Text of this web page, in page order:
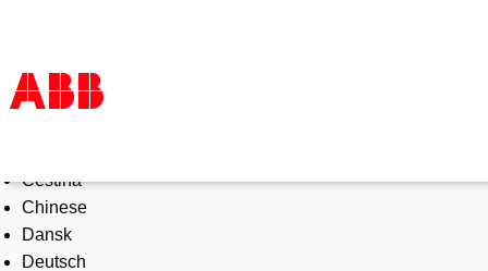
Products & Solutions
Industries
Services
About us
Čeština
Chinese
Dansk
Deutsch